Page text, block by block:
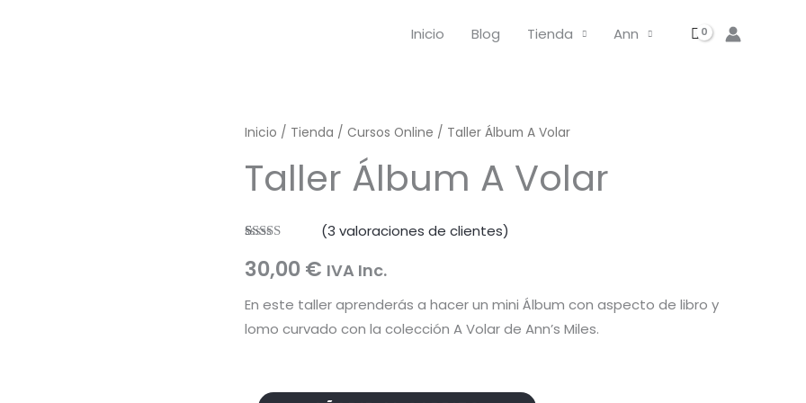
Inicio Blog Tienda Ann
Inicio / Tienda / Cursos Online / Taller Álbum A Volar
Taller Álbum A Volar
con 5.00de
5 en base a
de clientes
(3 valoraciones de clientes)
30,00€ IVA Inc.
En este taller aprenderás a hacer un mini Álbum con aspecto de libro y
lomo curvado con la colección A Volar de Ann’s Miles.